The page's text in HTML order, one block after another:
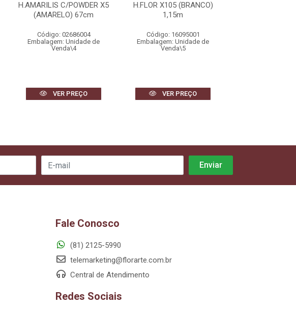
H.AMARILIS C/POWDER X5
(AMARELO) 67cm
Código: 02686004
Embalagem: Unidade de
Venda\4
VER PREÇO
H.FLOR X105 (BRANCO)
1,15m
Código: 16095001
Embalagem: Unidade de
Venda\5
VER PREÇO
Fale Conosco
(81) 2125-5990
telemarketing@florarte.com.br
Central de Atendimento
Redes Sociais